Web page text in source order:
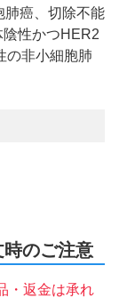
肺癌、切除不能
性かつHER2
の非小細胞肺
のご注意
・返金は承れ